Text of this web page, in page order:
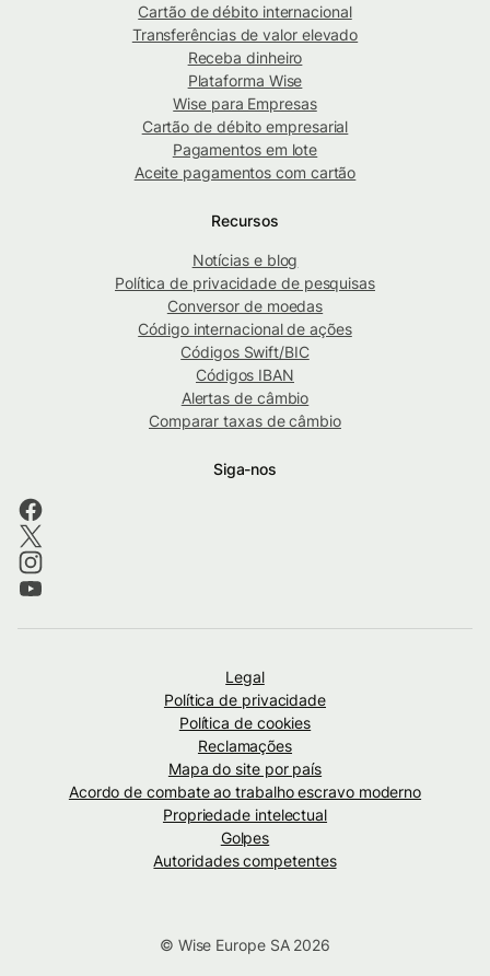
Cartão de débito internacional
Transferências de valor elevado
Receba dinheiro
Plataforma Wise
Wise para Empresas
Cartão de débito empresarial
Pagamentos em lote
Aceite pagamentos com cartão
Recursos
Notícias e blog
Política de privacidade de pesquisas
Conversor de moedas
Código internacional de ações
Códigos Swift/BIC
Códigos IBAN
Alertas de câmbio
Comparar taxas de câmbio
Siga-nos
Legal
Política de privacidade
Política de cookies
Reclamações
Mapa do site por país
Acordo de combate ao trabalho escravo moderno
Propriedade intelectual
Golpes
Autoridades competentes
© Wise Europe SA 2026